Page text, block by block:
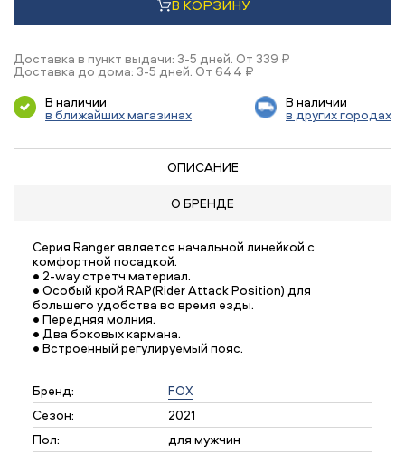
В КОРЗИНУ
Доставка в пункт выдачи: 3-5 дней. От 339 ₽
Доставка до дома: 3-5 дней. От 644 ₽
В наличии
в ближайших магазинах
В наличии
в других городах
ОПИСАНИЕ
О БРЕНДЕ
Серия Ranger является начальной линейкой с
комфортной посадкой.
• 2-way стретч материал.
• Особый крой RAP(Rider Attack Position) для
большего удобства во время езды.
• Передняя молния.
• Два боковых кармана.
• Встроенный регулируемый пояс.
Бренд:
FOX
Сезон:
2021
Пол:
для мужчин